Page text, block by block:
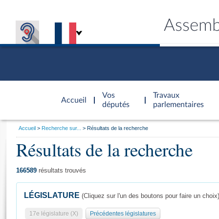
Accueil
d'accueil
Vos
députés
Travaux
parlementaires
Général
Vous
Accueil Recherche sur... Résultats de la recherche
Résultats de la recherche
166589 résultats trouvés
LÉGISLATURE (Cliquez sur l'un des boutons pour faire un choix)
17e législature (X) Précédentes législatures